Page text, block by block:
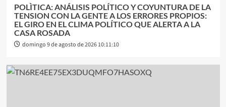
POLÌTICA: ANÁLISIS POLÍTICO Y COYUNTURA DE LA
TENSION CON LA GENTE A LOS ERRORES PROPIOS:
EL GIRO EN EL CLIMA POLÍTICO QUE ALERTA A LA
CASA ROSADA
domingo 9 de agosto de 2026 10:11:10